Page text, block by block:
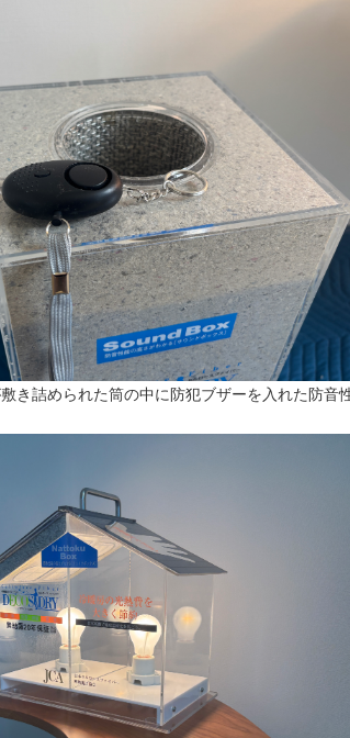
き詰められた筒の中に防犯ブザーを入れた防音